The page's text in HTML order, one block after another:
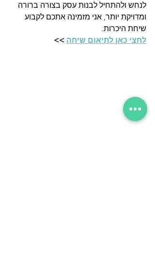
לנחש ולהתחיל לבנות עסק בצורה ברורה
ומדויקת יותר, אני מזמינה אתכם לקבוע
שיחת היכרות.
לחצי כאן לתיאום שיחה >>